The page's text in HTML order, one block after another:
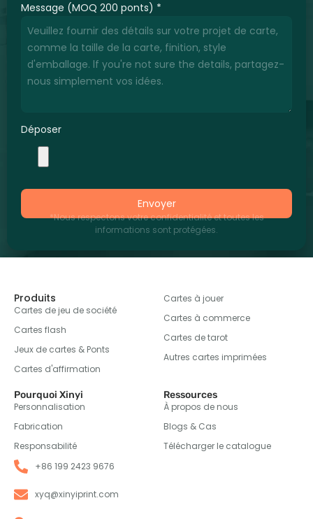
Message (MOQ 200 ponts) *
Déposer
Envoyer
*Nous respectons votre confidentialité et toutes les
informations sont protégées.
Produits
Cartes de jeu de société
Cartes flash
Jeux de cartes & Ponts
Cartes d'affirmation
Cartes à jouer
Cartes à commerce
Cartes de tarot
Autres cartes imprimées
Pourquoi Xinyi
Personnalisation
Fabrication
Responsabilité
Ressources
À propos de nous
Blogs & Cas
Télécharger le catalogue
+86 199 2423 9676
xyq@xinyiprint.com